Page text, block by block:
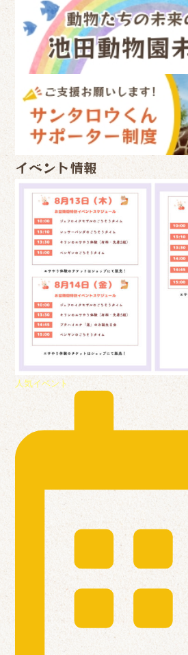
イベント情報
人気イベント